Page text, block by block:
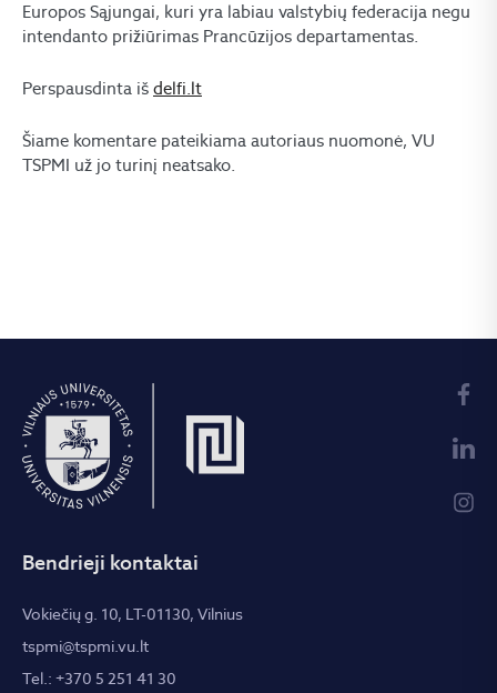
Europos Sąjungai, kuri yra labiau valstybių federacija negu
intendanto prižiūrimas Prancūzijos departamentas.
Perspausdinta iš delfi.lt
Šiame komentare pateikiama autoriaus nuomonė, VU
TSPMI už jo turinį neatsako.
Bendrieji kontaktai
Vokiečių g. 10, LT-01130, Vilnius
tspmi@tspmi.vu.lt
Tel.: +370 5 251 41 30